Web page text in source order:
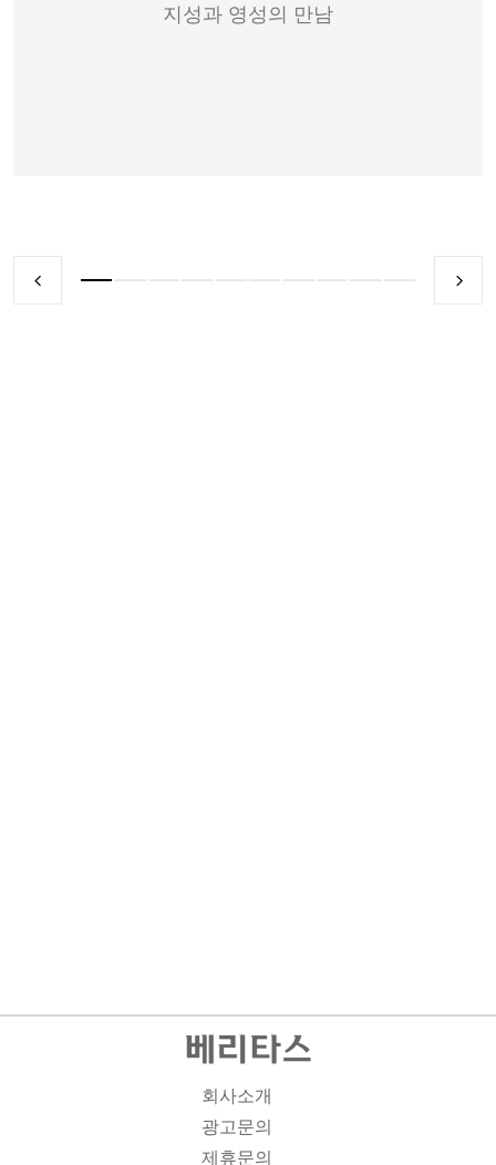
지성과 영성의 만남
회사소개
광고문의
제휴문의